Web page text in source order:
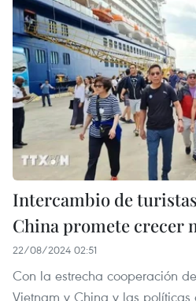
Intercambio de
China promete crecer
22/08/2024 02:51
Con la estrecha cooperación
Vietnam y China y las políticas